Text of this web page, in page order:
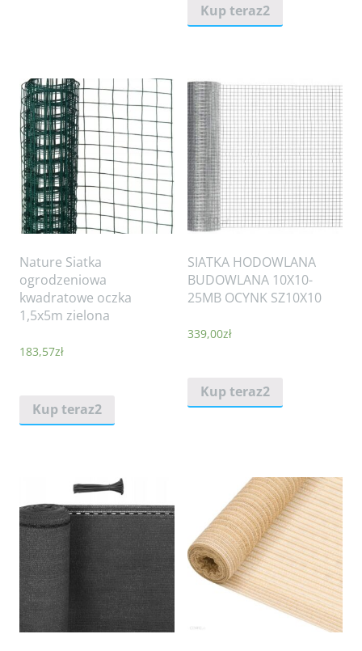
Kup teraz2
Nature Siatka
ogrodzeniowa
kwadratowe oczka
1,5x5m zielona
183,57zł
Kup teraz2
SIATKA HODOWLANA
BUDOWLANA 10X10-
25MB OCYNK SZ10X10
339,00zł
Kup teraz2